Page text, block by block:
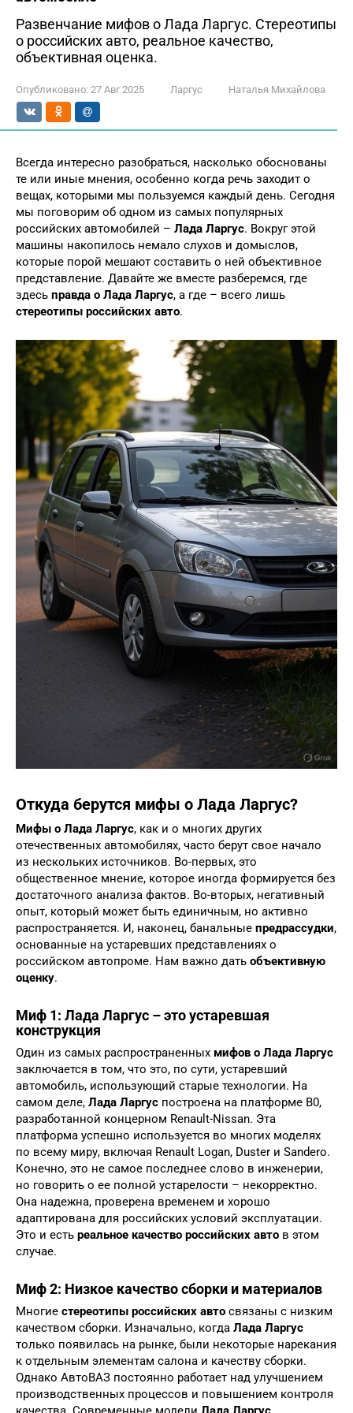
Развенчание мифов о Лада Ларгус. Стереотипы
о российских авто, реальное качество,
объективная оценка.
Опубликовано: 27 Авг 2025 Ларгус Наталья Михайлова
Всегда интересно разобраться, насколько обоснованы
те или иные мнения, особенно когда речь заходит о
вещах, которыми мы пользуемся каждый день. Сегодня
мы поговорим об одном из самых популярных
российских автомобилей – Лада Ларгус. Вокруг этой
машины накопилось немало слухов и домыслов,
которые порой мешают составить о ней объективное
представление. Давайте же вместе разберемся, где
здесь правда о Лада Ларгус, а где – всего лишь
стереотипы российских авто.
Откуда берутся мифы о Лада Ларгус?
Мифы о Лада Ларгус, как и о многих других
отечественных автомобилях, часто берут свое начало
из нескольких источников. Во-первых, это
общественное мнение, которое иногда формируется без
достаточного анализа фактов. Во-вторых, негативный
опыт, который может быть единичным, но активно
распространяется. И, наконец, банальные предрассудки,
основанные на устаревших представлениях о
российском автопроме. Нам важно дать объективную
оценку.
Миф 1: Лада Ларгус – это устаревшая
конструкция
Один из самых распространенных мифов о Лада Ларгус
заключается в том, что это, по сути, устаревший
автомобиль, использующий старые технологии. На
самом деле, Лада Ларгус построена на платформе B0,
разработанной концерном Renault-Nissan. Эта
платформа успешно используется во многих моделях
по всему миру, включая Renault Logan, Duster и Sandero.
Конечно, это не самое последнее слово в инженерии,
но говорить о ее полной устарелости – некорректно.
Она надежна, проверена временем и хорошо
адаптирована для российских условий эксплуатации.
Это и есть реальное качество российских авто в этом
случае.
Миф 2: Низкое качество сборки и материалов
Многие стереотипы российских авто связаны с низким
качеством сборки. Изначально, когда Лада Ларгус
только появилась на рынке, были некоторые нарекания
к отдельным элементам салона и качеству сборки.
Однако АвтоВАЗ постоянно работает над улучшением
производственных процессов и повышением контроля